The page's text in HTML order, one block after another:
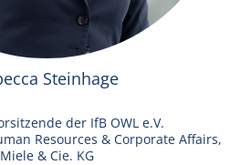
Steinhage
der IfB OWL e.V.
Resources & Corporate Affairs,
Miele & Cie. KG